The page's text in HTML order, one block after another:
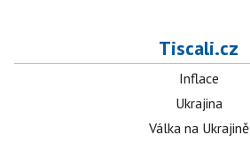
Tiscali.cz
Inflace
Ukrajina
Válka na Ukrajině